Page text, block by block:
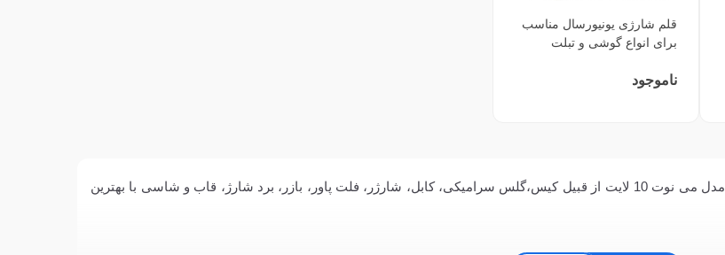
قلم شارژی یونیورسال مناسب
برای انواع گوشی و تبلت
ناموجود
فروشگاه سی و سه پل عرضه کننده لوازم جانبی و قطعات شیائومی مدل می نوت 10 لایت از قبیل کیس،گلس سرامیکی، کابل، شارژر، فلت پاور، بازر، برد شارژ، قاب و شاسی با بهترین